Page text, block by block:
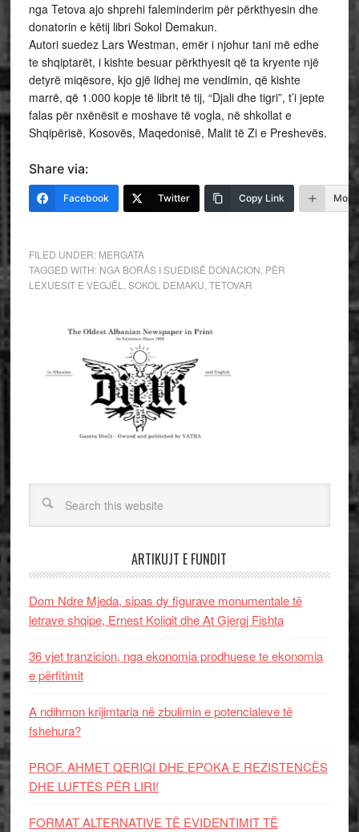
nga Tetova ajo shprehi faleminderim për përkthyesin dhe
donatorin e këtij libri Sokol Demakun.
Autori suedez Lars Westman, emër i njohur tani më edhe
te shqiptarët, i kishte besuar përkthyesit që ta kryente një
detyrë miqësore, kjo gjë lidhej me vendimin, që kishte
marrë, që 1.000 kopje të librit të tij, “Djali dhe tigri”, t’i jepte
falas për nxënësit e moshave të vogla, në shkollat e
Shqipërisë, Kosovës, Maqedonisë, Malit të Zi e Preshevës.
Share via:
Facebook Twitter Copy Link More
FILED UNDER: MERGATA
TAGGED WITH: NGA BORÅS I SUEDISË DONACION PËR
LEXUESIT E VEGJËL
SOKOL DEMAKU TETOVAR
ARTIKUJT E FUNDIT
Dom Ndre Mjeda, sipas dy figurave monumentale të
letrave shqipe, Ernest Koliqit dhe At Gjergj Fishta
36 vjet tranzicion, nga ekonomia prodhuese te ekonomia
e përfitimit
A ndihmon krijimtaria në zbulimin e potencialeve të
fshehura?
PROF. AHMET QERIQI DHE EPOKA E REZISTENCЁS
DHE LUFTЁS PЁR LIRI!
FORMAT ALTERNATIVE TË EVIDENTIMIT TË